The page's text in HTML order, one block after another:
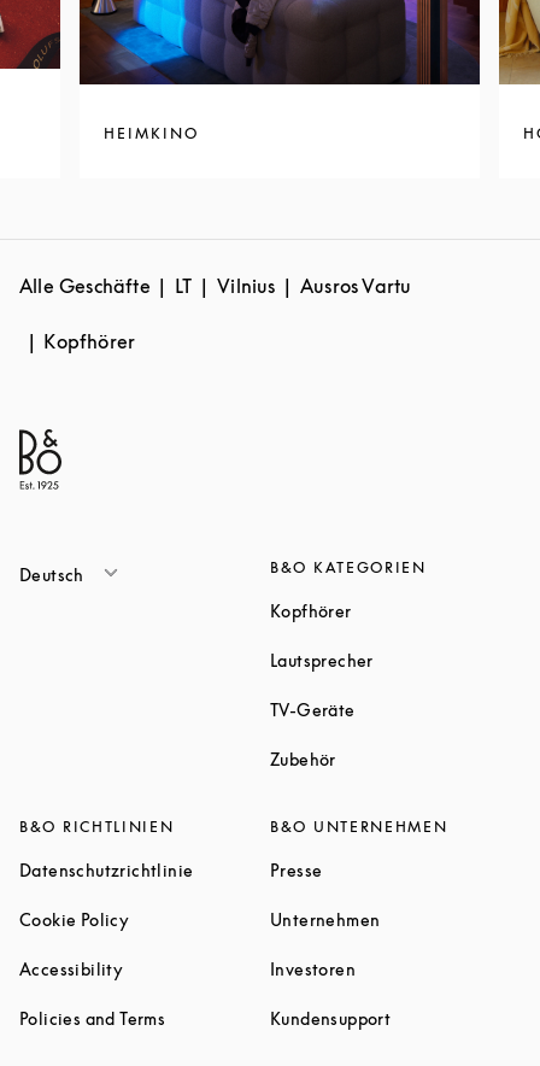
HEIMKINO
Alle Geschäfte LT Vilnius Ausros Vartu
Kopfhörer
Deutsch B&O KATEGORIEN
KopfhörerLink Opens in New Tab
LautsprecherLink Opens in New
TV-Geräte
ZubehörLink Opens in New Tab
B&O RICHTLINIEN
Datenschutzrichtlinie Link Opens in New Tab
Cookie PolicyLink Opens in New Tab
AccessibilityLink Opens in New Tab
Policies and Terms Link Opens in New Tab
B&O UNTERNEHMEN
Presse
Unternehmen
Investoren
KundensupportLink Opens in